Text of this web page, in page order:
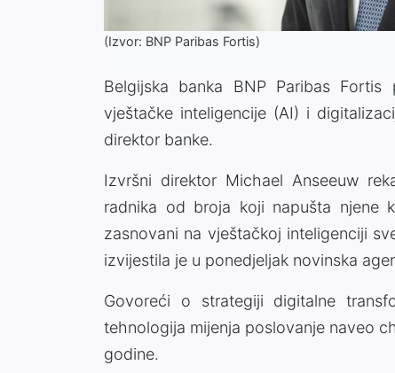
(Izvor: BNP Paribas Fortis)
Belgijska banka BNP Paribas
vještačke inteligencije (AI) i
direktor banke.
Izvršni direktor Michael Anseeuw
radnika od broja koji napušta njene
zasnovani na vještačkoj inteligenciji
izvijestila je u ponedjeljak novinska
Govoreći o strategiji digitalne
tehnologija mijenja poslovanje naveo
godine.